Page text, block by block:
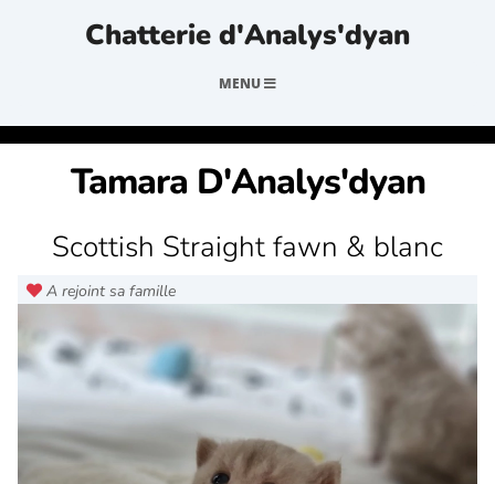
Chatterie d'Analys'dyan
MENU
Tamara D'Analys'dyan
Scottish Straight fawn & blanc
A rejoint sa famille